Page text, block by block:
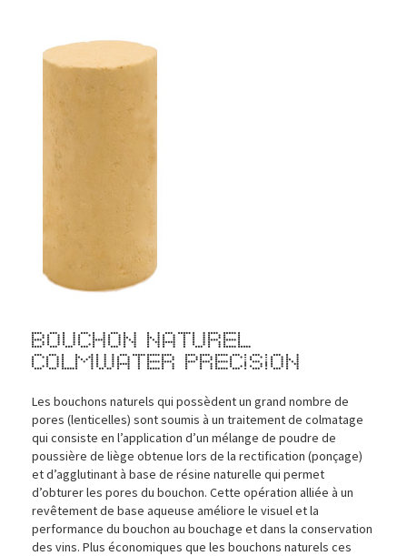
Bouchon Naturel
ColmWater Precision
Les bouchons naturels qui possèdent un grand nombre de
pores (lenticelles) sont soumis à un traitement de colmatage
qui consiste en l’application d’un mélange de poudre de
poussière de liège obtenue lors de la rectification (ponçage)
et d’agglutinant à base de résine naturelle qui permet
d’obturer les pores du bouchon. Cette opération alliée à un
revêtement de base aqueuse améliore le visuel et la
performance du bouchon au bouchage et dans la conservation
des vins. Plus économiques que les bouchons naturels ces